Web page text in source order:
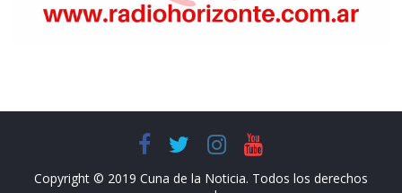
Copyright © 2019 Cuna de la Noticia. Todos los derechos